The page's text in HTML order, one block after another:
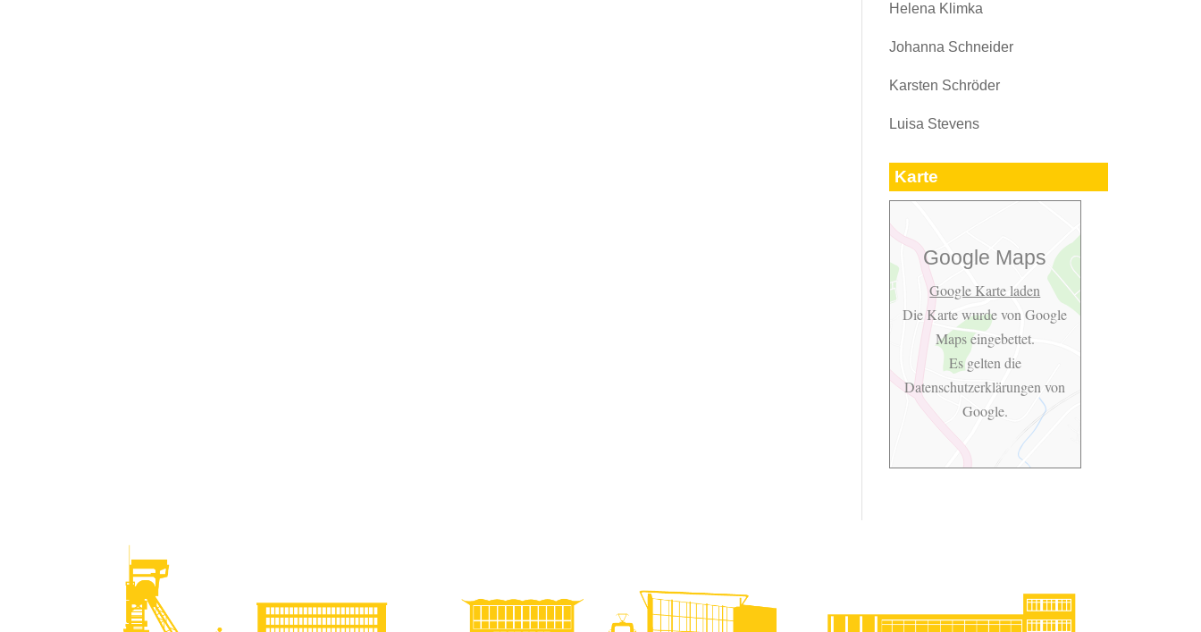
Helena Klimka
Johanna Schneider
Karsten Schröder
Luisa Stevens
Karte
Google Maps
Google Karte laden
Die Karte wurde von Google
Maps eingebettet.
Es gelten die
Datenschutzerklärungenvon
Google.